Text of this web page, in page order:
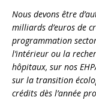
Nous devons être
milliards d’euros de
programmation
l’intérieur ou la
hôpitaux, sur nos
sur la transition
crédits dès l’année